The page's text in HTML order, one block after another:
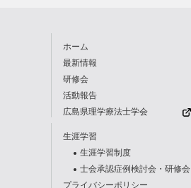
ホーム
最新情報
研修会
活動報告
広島県理学療法士学会
生涯学習
生涯学習制度
士会承認症例検討会・研修会
プライバシーポリシー